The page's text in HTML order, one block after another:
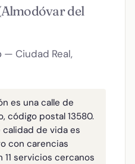
del
— Ciudad Real,
es una calle de
código postal 13580.
calidad de vida es
con carencias
servicios cercanos